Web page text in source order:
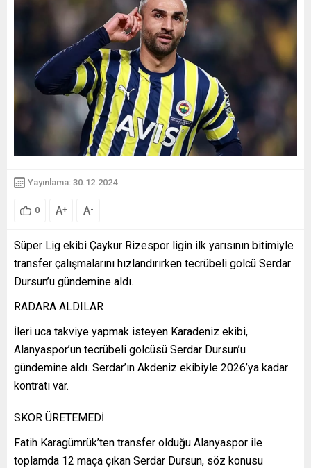
Yayınlama: 30.12.2024
0 A+ A-
Süper Lig ekibi Çaykur Rizespor ligin ilk yarısının bitimiyle
transfer çalışmalarını hızlandırırken tecrübeli golcü Serdar
Dursun’u gündemine aldı.
RADARA ALDILAR
İleri uca takviye yapmak isteyen Karadeniz ekibi,
Alanyaspor’un tecrübeli golcüsü Serdar Dursun’u
gündemine aldı. Serdar’ın Akdeniz ekibiyle 2026’ya kadar
kontratı var.
SKOR ÜRETEMEDİ
Fatih Karagümrük’ten transfer olduğu Alanyaspor ile
toplamda 12 maça çıkan Serdar Dursun, söz konusu